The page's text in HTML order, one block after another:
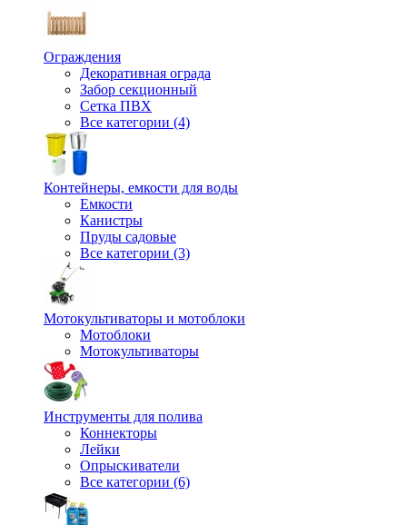
Ограждения
Декоративная ограда
Забор секционный
Сетка ПВХ
Все категории (4)
Контейнеры, емкости для воды
Емкости
Канистры
Пруды садовые
Все категории (3)
Мотокультиваторы и мотоблоки
Мотоблоки
Мотокультиваторы
Инструменты для полива
Коннекторы
Лейки
Опрыскиватели
Все категории (6)